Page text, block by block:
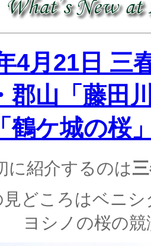
4月21日 三
郡山「藤田
鶴ケ城の桜
に紹介するのは
見どころはベニ
ヨシノの桜の